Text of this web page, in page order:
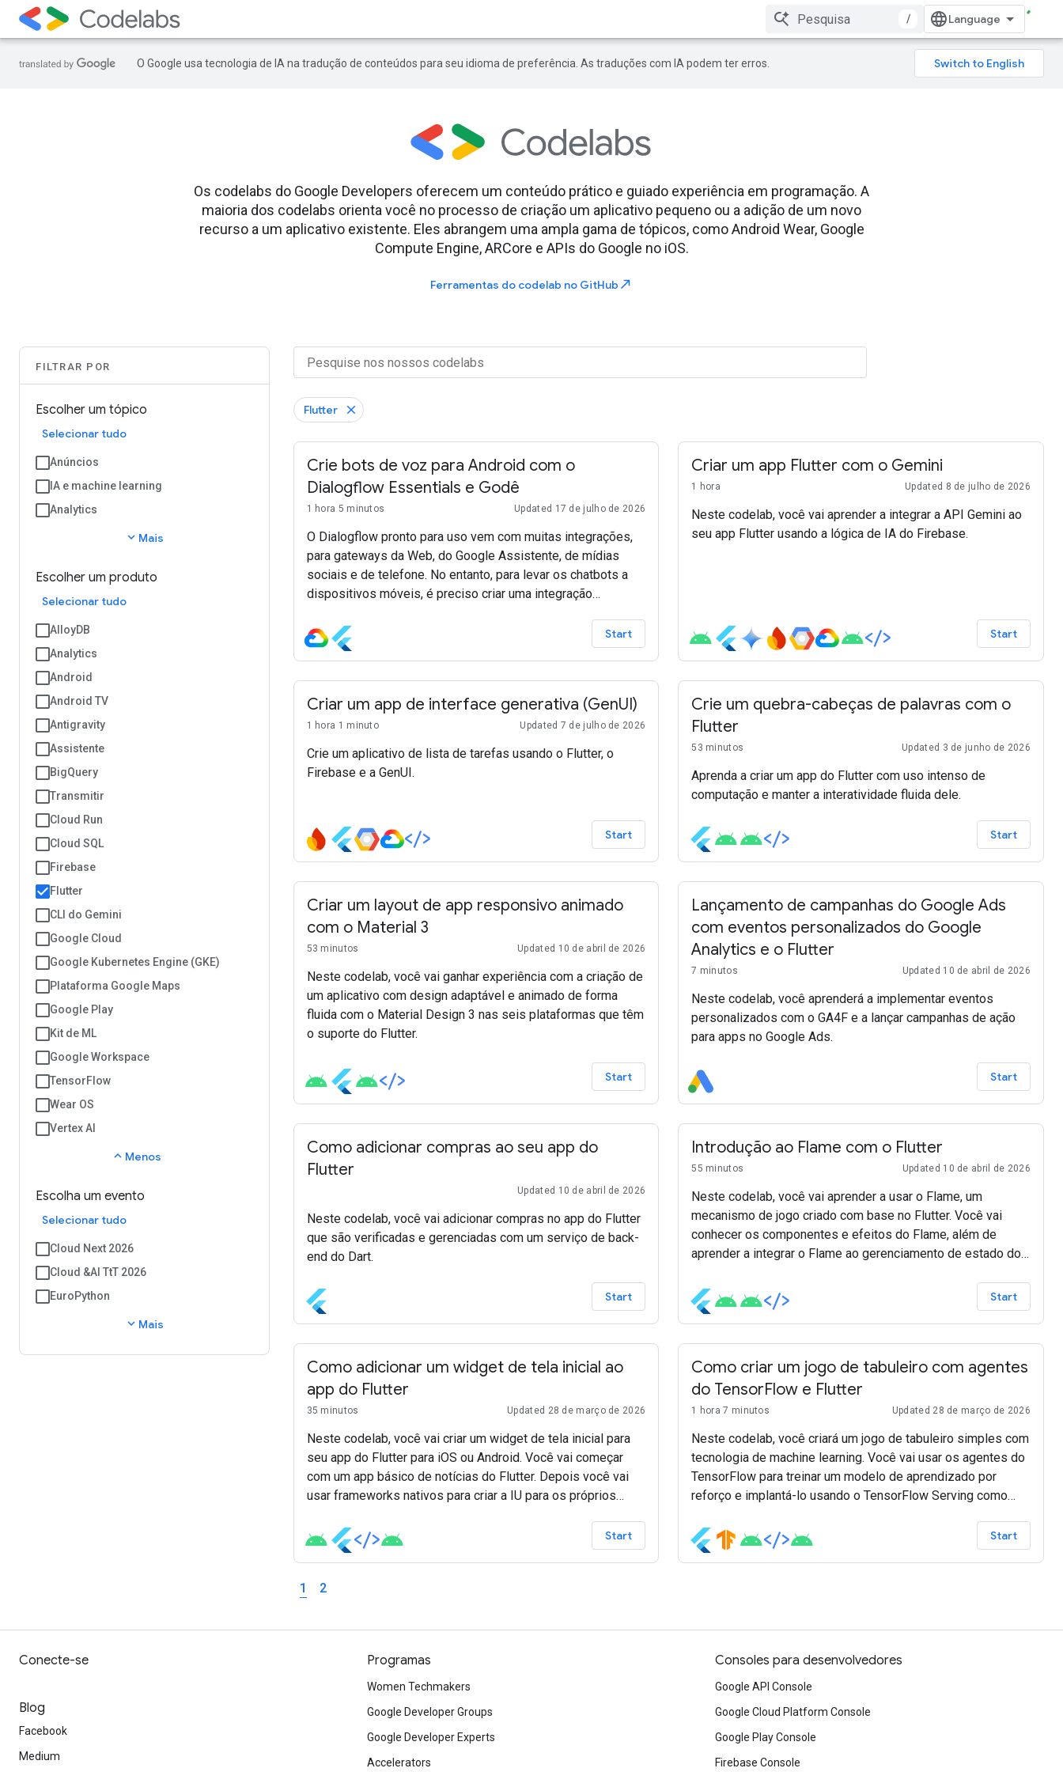
/
O Google usa tecnologia de IA na tradução de conteúdos para seu idioma de preferência. As traduções com IA podem ter erros.
Os codelabs do Google Developers oferecem um conteúdo prático e guiado experiência em programação. A
maioria dos codelabs orienta você no processo de criação um aplicativo pequeno ou a adição de um novo
recurso a um aplicativo existente. Eles abrangem uma ampla gama de tópicos, como Android Wear, Google
Compute Engine, ARCore e APIs do Google no iOS.
Ferramentas do codelab no GitHub north_east
FILTRAR POR
Escolher um tópico
Selecionar tudo
Anúncios
IA e machine learning
Analytics
expand_more Mais
Escolher um produto
Selecionar tudo
AlloyDB
Analytics
Android
Android TV
Antigravity
Assistente
BigQuery
Transmitir
Cloud Run
Cloud SQL
Firebase
Flutter
CLI do Gemini
Google Cloud
Google Kubernetes Engine (GKE)
Plataforma Google Maps
Google Play
Kit de ML
Google Workspace
TensorFlow
Wear OS
Vertex AI
expand_less Menos
Escolha um evento
Selecionar tudo
Cloud Next 2026
Cloud &AI TtT 2026
EuroPython
expand_more Mais
Flutter
Crie bots de voz para Android com o
Dialogflow Essentials e Godê
1 hora 5 minutos Updated 17 de julho de 2026
O Dialogflow pronto para uso vem com muitas integrações,
para gateways da Web, do Google Assistente, de mídias
sociais e de telefone. No entanto, para levar os chatbots a
dispositivos móveis, é preciso criar uma integração
Dialogflow Essentials a um app do Flutter.
Start
Criar um app Flutter com o Gemini
1 hora Updated 8 de julho de 2026
Neste codelab, você vai aprender a integrar a API Gemini ao
seu app Flutter usando a lógica de IA do Firebase.
Start
Criar um app de interface generativa (GenUI)
1 hora 1 minuto Updated 7 de julho de 2026
Crie um aplicativo de lista de tarefas usando o Flutter, o
Firebase e a GenUI.
Start
Crie um quebra-cabeças de palavras com o
Flutter
53 minutos Updated 3 de junho de 2026
Aprenda a criar um app do Flutter com uso intenso de
computação e manter a interatividade fluida dele.
Start
Criar um layout de app responsivo animado
com o Material 3
53 minutos Updated 10 de abril de 2026
Neste codelab, você vai ganhar experiência com a criação de
um aplicativo com design adaptável e animado de forma
fluida com o Material Design 3 nas seis plataformas que têm
o suporte do Flutter.
Start
Lançamento de campanhas do Google Ads
com eventos personalizados do Google
Analytics e o Flutter
7 minutos Updated 10 de abril de 2026
Neste codelab, você aprenderá a implementar eventos
personalizados com o GA4F e a lançar campanhas de ação
para apps no Google Ads.
Start
Como adicionar compras ao seu app do
Flutter
Updated 10 de abril de 2026
Neste codelab, você vai adicionar compras no app do Flutter
que são verificadas e gerenciadas com um serviço de back-
end do Dart.
Start
Introdução ao Flame com o Flutter
55 minutos Updated 10 de abril de 2026
Neste codelab, você vai aprender a usar o Flame, um
mecanismo de jogo criado com base no Flutter. Você vai
conhecer os componentes e efeitos do Flame, além de
aprender a integrar o Flame ao gerenciamento de estado do
Start
Como adicionar um widget de tela inicial ao
app do Flutter
35 minutos Updated 28 de março de 2026
Neste codelab, você vai criar um widget de tela inicial para
seu app do Flutter para iOS ou Android. Você vai começar
com um app básico de notícias do Flutter. Depois você vai
usar frameworks nativos para criar a IU para os próprios
estabelecer uma comunicação entre seus widgets e o
aplicativo principal.
Start
Como criar um jogo de tabuleiro com agentes
do TensorFlow e Flutter
1 hora 7 minutos Updated 28 de março de 2026
Neste codelab, você criará um jogo de tabuleiro simples com
tecnologia de machine learning. Você vai usar os agentes do
TensorFlow para treinar um modelo de aprendizado por
reforço e implantá-lo usando o TensorFlow Serving como
como front-end do jogo.
Start
1 2
Conecte-se
Blog
Facebook
Medium
Programas
Women Techmakers
Google Developer Groups
Google Developer Experts
Accelerators
Consoles para desenvolvedores
Google API Console
Google Cloud Platform Console
Google Play Console
Firebase Console